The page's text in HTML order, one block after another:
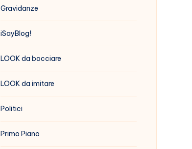
Gravidanze
iSayBlog!
LOOK da bocciare
LOOK da imitare
Politici
Primo Piano